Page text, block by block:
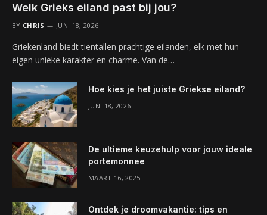
Welk Grieks eiland past bij jou?
BY CHRIS JUNI 18, 2026
Griekenland biedt tientallen prachtige eilanden, elk met hun
eigen unieke karakter en charme. Van de…
Hoe kies je het juiste Griekse eiland?
JUNI 18, 2026
De ultieme keuzehulp voor jouw ideale
portemonnee
MAART 16, 2025
Ontdek je droomvakantie: tips en